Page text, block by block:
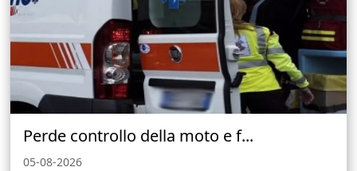
Perde controllo della moto e f...
05-08-2026